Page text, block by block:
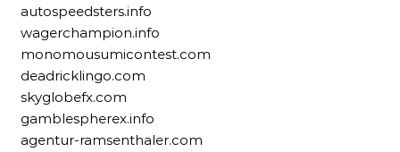
autospeedsters.info
wagerchampion.info
monomousumicontest.com
deadricklingo.com
skyglobefx.com
gamblespherex.info
agentur-ramsenthaler.com